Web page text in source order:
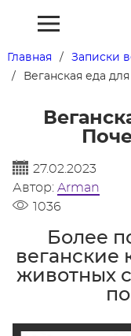
Главная
Записки
Веганская еда
27.02.2023
Автор: Arman
1036
Более
животных